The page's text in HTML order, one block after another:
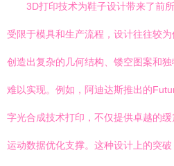
3D打印技术为鞋子设计带来了前
受限于模具和生产流程，设计往往较
创造出复杂的几何结构、镂空图案和
难以实现。例如，阿迪达斯推出的
字光合成技术打印，不仅提供卓越的
运动数据优化支撑。这种设计上的突